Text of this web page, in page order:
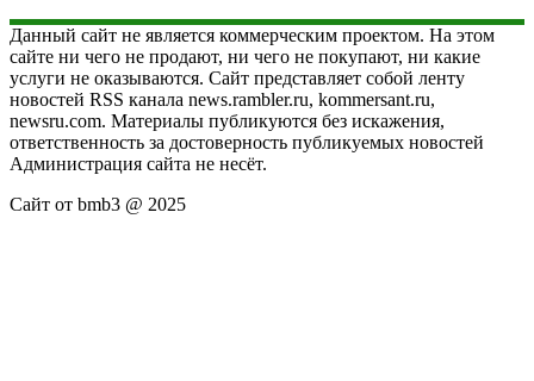
Данный сайт не является коммерческим проектом. На этом
сайте ни чего не продают, ни чего не покупают, ни какие
услуги не оказываются. Сайт представляет собой ленту
новостей RSS канала news.rambler.ru, kommersant.ru,
newsru.com. Материалы публикуются без искажения,
ответственность за достоверность публикуемых новостей
Администрация сайта не несёт.
Сайт от bmb3 @ 2025